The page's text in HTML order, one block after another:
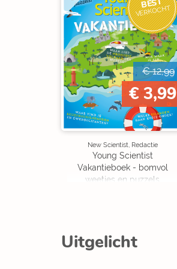
BEST
VERKOCHT
€ 12,99
€ 3,99
New Scientist, Redactie
Young Scientist
Vakantieboek - bomvol
weetjes en puzzels
Uitgelicht